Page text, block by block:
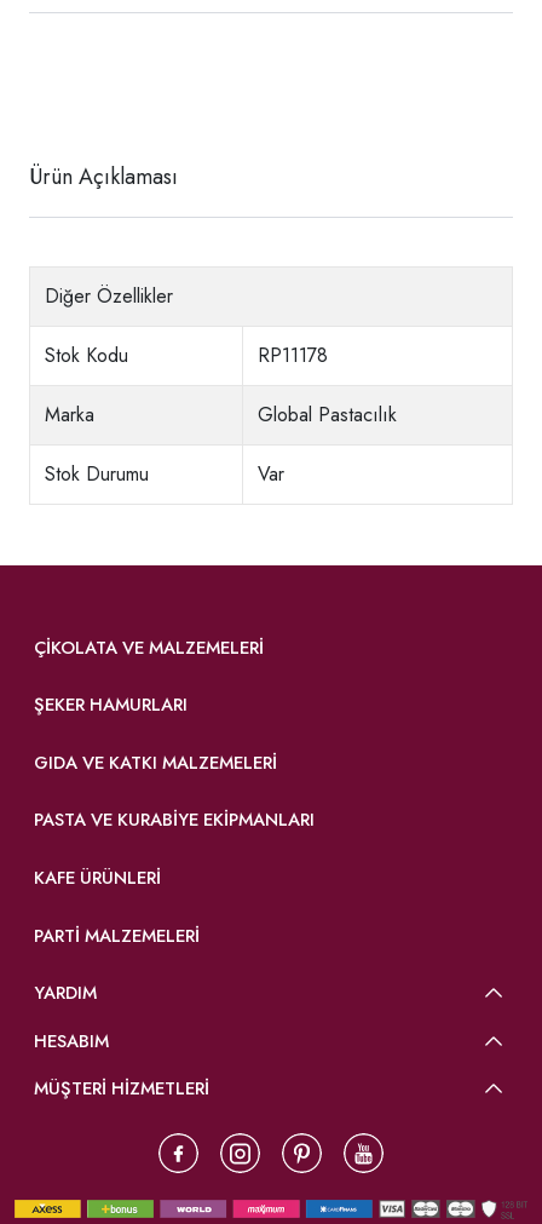
Ürün Açıklaması
Diğer Özellikler
Stok Kodu RP11178
Marka Global Pastacılık
Stok Durumu Var
ÇIKOLATA VE MALZEMELERI
ŞEKER HAMURLARI
GIDA VE KATKI MALZEMELERI
PASTA VE KURABIYE EKIPMANLARI
KAFE ÜRÜNLERI
PARTI MALZEMELERI
YARDIM
HESABIM
MÜŞTERİ HİZMETLERİ